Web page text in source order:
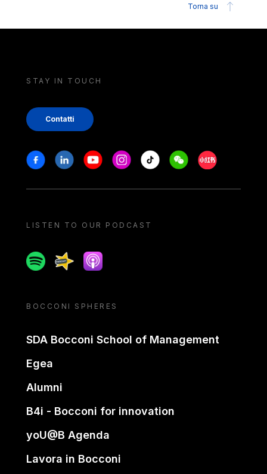
Torna su
STAY IN TOUCH
Contatti
Stay in touch
FacebookLinkedinYoutubeInstagram
Tiktok WeechatXiaohongshu/
LISTEN TO OUR PODCAST
SpotifySpreakerApple podcast
BOCCONI SPHERES
SDA Bocconi School of Management
Egea
Alumni
B4i - Bocconi for innovation
yoU@B Agenda
Lavora in Bocconi